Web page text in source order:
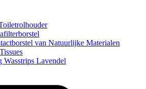
van Natuurlijke Materialen
Lavendel